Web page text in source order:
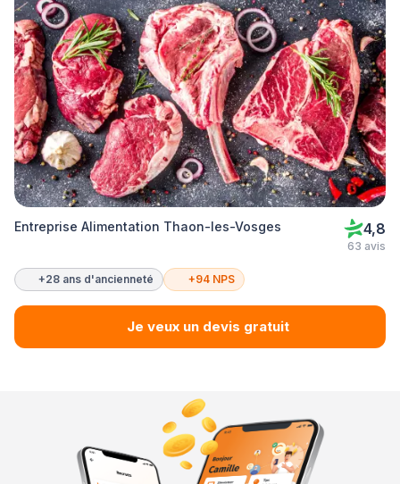
Entreprise Alimentation Thaon-les-Vosges 4,8
63 avis
+28 ans d'ancienneté +94 NPS
Je veux un devis gratuit